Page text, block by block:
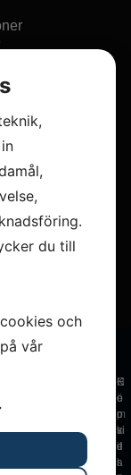
en
mig trots
är bra
C
o
o
ki
e
s
K
ö
p
v
il
l
H
e
m
si
d
a
du till
och
vår